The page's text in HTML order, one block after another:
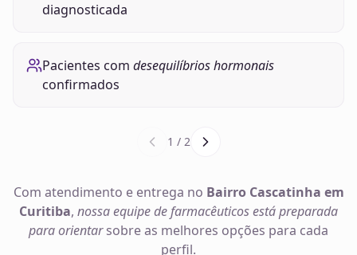
diagnosticada
Pacientes com desequilíbrios hormonais
confirmados
1 / 2
Com atendimento e entrega no Bairro Cascatinha em
Curitiba, nossa equipe de farmacêuticos está preparada
para orientarsobre as melhores opções para cada
perfil.